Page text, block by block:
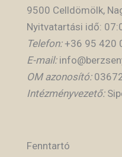
9500 Celldömölk,
Nyitvatartási idő:
Telefon:+36 95 420
E-mail:
OM azonosító:
Intézményvezető:
Fenntartó